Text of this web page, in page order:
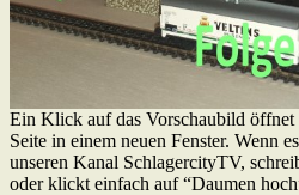
Ein Klick auf das Vorschaubild öffnet
Seite in einem neuen Fenster. Wenn
unseren Kanal SchlagercityTV,
oder klickt einfach auf “Daumen